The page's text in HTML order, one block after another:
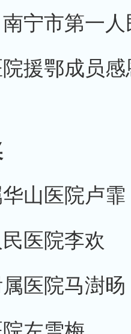
南宁市第一
院援鄂成员
山医院卢霏
医院李欢
医院马澍旸